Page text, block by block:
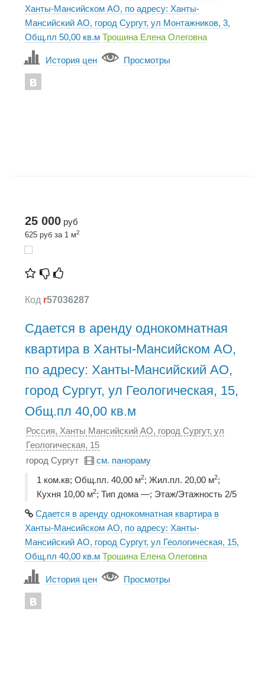
Ханты-Мансийском АО, по адресу: Ханты-
Мансийский АО, город Сургут, ул Монтажников, 3,
Общ.пл 50,00 кв.м Трошина Елена Олеговна
История цен Просмотры
25 000 руб
625 руб за 1 м2
Код r57036287
Сдается в аренду однокомнатная
квартира в Ханты-Мансийском АО,
по адресу: Ханты-Мансийский АО,
город Сургут, ул Геологическая, 15,
Общ.пл 40,00 кв.м
Россия, Ханты Мансийский АО, город Сургут, ул
Геологическая, 15
город Сургут
см. панораму
1 ком.кв; Общ.пл. 40,00 м2; Жил.пл. 20,00 м2;
Кухня 10,00 м2; Тип дома —; Этаж/Этажность 2/5
Сдается в аренду однокомнатная квартира в
Ханты-Мансийском АО, по адресу: Ханты-
Мансийский АО, город Сургут, ул Геологическая, 15,
Общ.пл 40,00 кв.м Трошина Елена Олеговна
История цен Просмотры